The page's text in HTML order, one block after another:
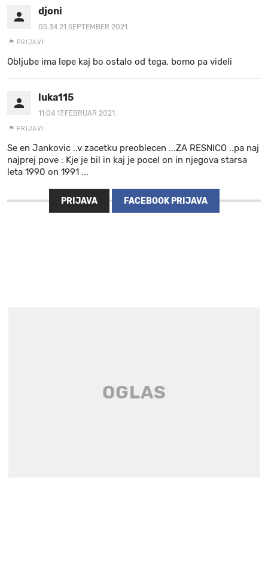
djoni
05:34 21.SEPTEMBER 2021.
PRIJAVI
Obljube ima lepe kaj bo ostalo od tega, bomo pa videli
luka115
11:04 17.FEBRUAR 2021.
PRIJAVI
Se en Jankovic ..v zacetku preoblecen ...ZA RESNICO ..pa naj
najprej pove : Kje je bil in kaj je pocel on in njegova starsa
leta 1990 on 1991 ...
PRIJAVA FACEBOOK PRIJAVA